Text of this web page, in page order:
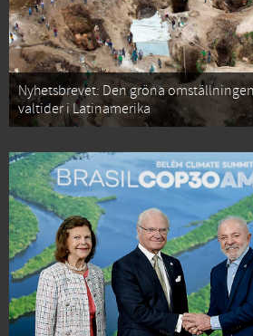
Nyhetsbrevet: Den gröna
valtider i Latinamerika